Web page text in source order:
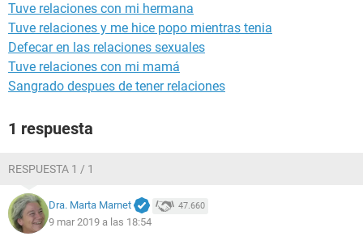
Tuve relaciones con mi hermana
Tuve relaciones y me hice popo mientras tenia
Defecar en las relaciones sexuales
Tuve relaciones con mi mamá
Sangrado despues de tener relaciones
1 respuesta
RESPUESTA 1 / 1
Dra. Marta Marnet 47.660
9 mar 2019 a las 18:54